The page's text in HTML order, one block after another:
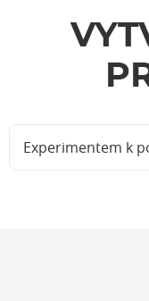
Experimentem k